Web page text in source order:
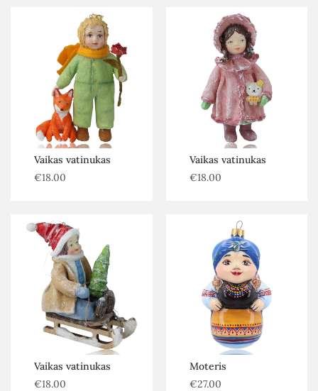
Vaikas vatinukas
€18.00
Vaikas vatinukas
€18.00
Vaikas vatinukas
€18.00
Moteris
€27.00